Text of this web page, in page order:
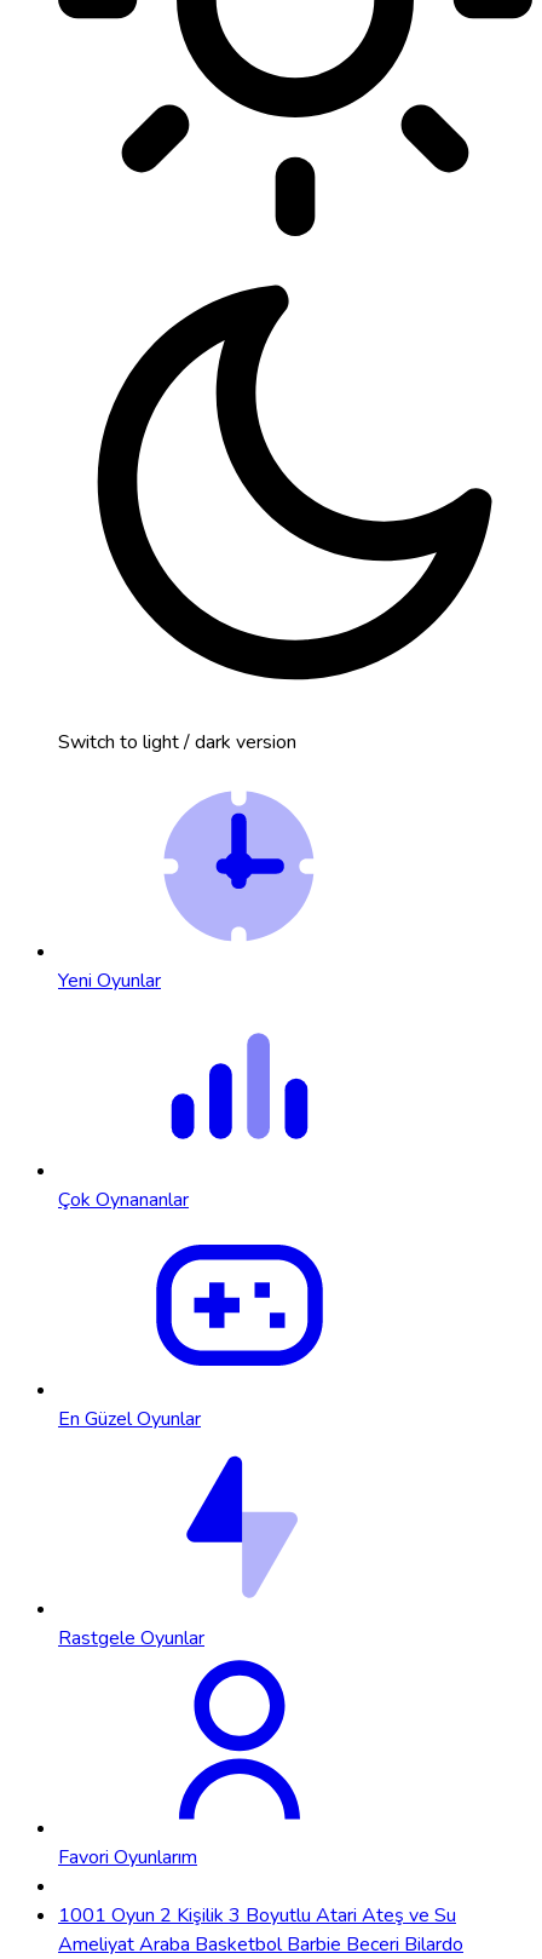
Switch to light / dark version
Yeni Oyunlar
Çok Oynananlar
En Güzel Oyunlar
Rastgele Oyunlar
Favori Oyunlarım
1001 Oyun 2 Kişilik 3 Boyutlu Atari Ateş ve Su
AmeliyatAraba BasketbolBarbie Beceri Bilardo